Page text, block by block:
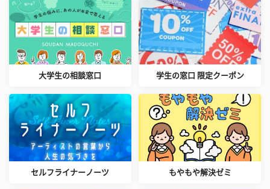
大学生の相談窓口 学生の窓口 限定クーポン
セルフライナーノーツ もやもや解決ゼミ